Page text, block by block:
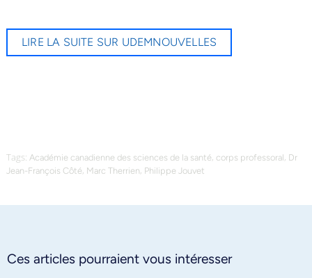
LIRE LA SUITE SUR UDEMNOUVELLES
Tags: Académie canadienne des sciences de la santé, corps professoral, Dr
Jean-François Côté, Marc Therrien, Philippe Jouvet
Ces articles pourraient vous intéresser